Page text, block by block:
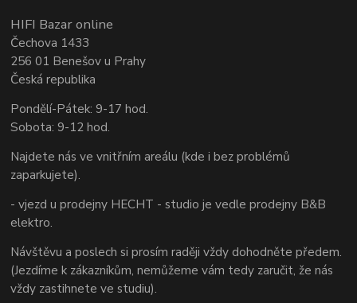
HIFI Bazar online
Čechova 1433
256 01 Benešov u Prahy
Česká republika
Pondělí-Pátek: 9-17 hod.
Sobota: 9-12 hod.
Najdete nás ve vnitřním areálu (kde i bez problémů
zaparkujete).
- vjezd u prodejny HECHT - studio je vedle prodejny B&B
elektro.
Návštěvu a poslech si prosím raději vždy dohodněte předem.
(Jezdíme k zákazníkům, nemůžeme vám tedy zaručit, že nás
vždy zastihnete ve studiu).